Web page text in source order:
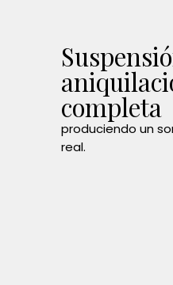
completa
produciendo un
real.